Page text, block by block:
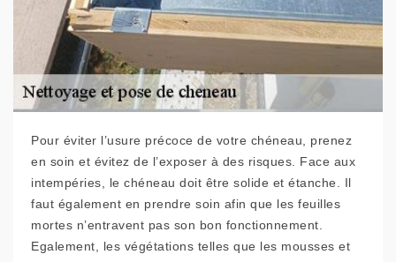
Pour éviter l’usure précoce de votre chéneau, prenez
en soin et évitez de l’exposer à des risques. Face aux
intempéries, le chéneau doit être solide et étanche. Il
faut également en prendre soin afin que les feuilles
mortes n’entravent pas son bon fonctionnement.
Egalement, les végétations telles que les mousses et